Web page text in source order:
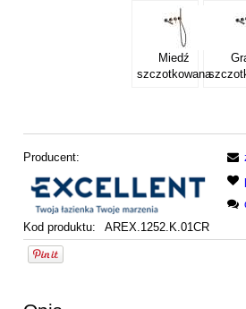
Miedź
szczotkowana
Producent:
Kod produktu: AREX.1252.K.01CR